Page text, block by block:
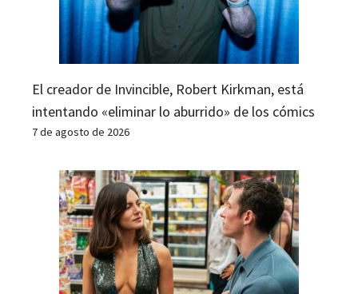
El creador de Invincible, Robert Kirkman, está
intentando «eliminar lo aburrido» de los cómics
7 de agosto de 2026